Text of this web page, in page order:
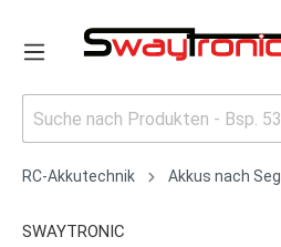
RC-Akkutechnik Akkus nach
SWAYTRONIC